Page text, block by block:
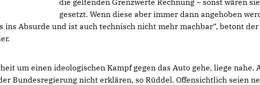
die geltenden Grenzwerte Rechnung – sonst wären
gesetzt. Wenn diese aber immer dann angehoben
ins Absurde und ist auch technisch nicht mehr machbar“, betont der
um einen ideologischen Kampf gegen das Auto gehe, liege nahe.
Bundesregierung nicht erklären, so Rüddel. Offensichtlich seien